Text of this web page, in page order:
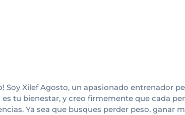
Soy Xilef Agosto, un apasionado entrenador
tu bienestar, y creo firmemente que cada
Ya sea que busques perder peso,